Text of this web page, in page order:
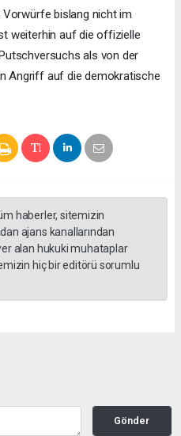
Vorwürfe bislang nicht im
weiterhin auf die offizielle
als von der
Angriff auf die demokratische
haberler, sitemizin
ajans kanallarından
alan hukuki muhataplar
hiç bir editörü sorumlu
Gönder